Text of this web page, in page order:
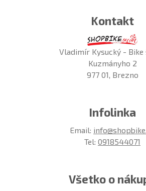
Kontakt
Vladimír Kysucký -
Kuzmányho 2
977 01, Brezno
Infolinka
Email:
Tel: 0918544071
Všetko o